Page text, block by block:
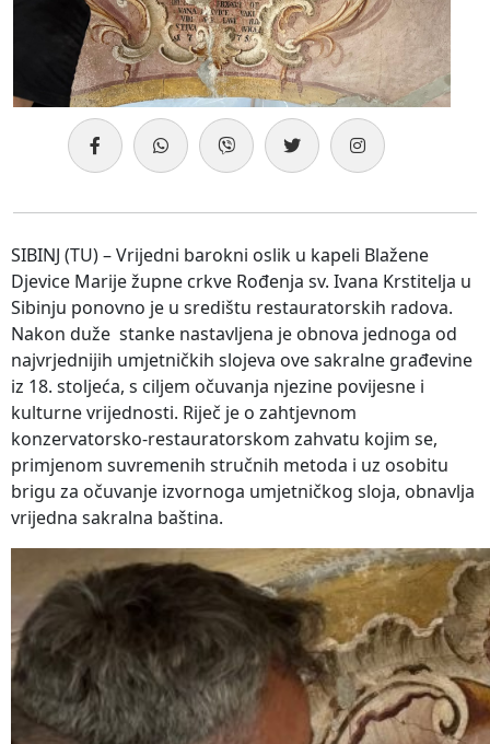
SIBINJ (TU) – Vrijedni barokni oslik u kapeli Blažene
Djevice Marije župne crkve Rođenja sv. Ivana Krstitelja u
Sibinju ponovno je u središtu restauratorskih radova.
Nakon duže stanke nastavljena je obnova jednoga od
najvrjednijih umjetničkih slojeva ove sakralne građevine
iz 18. stoljeća, s ciljem očuvanja njezine povijesne i
kulturne vrijednosti. Riječ je o zahtjevnom
konzervatorsko-restauratorskom zahvatu kojim se,
primjenom suvremenih stručnih metoda i uz osobitu
brigu za očuvanje izvornoga umjetničkog sloja, obnavlja
vrijedna sakralna baština.